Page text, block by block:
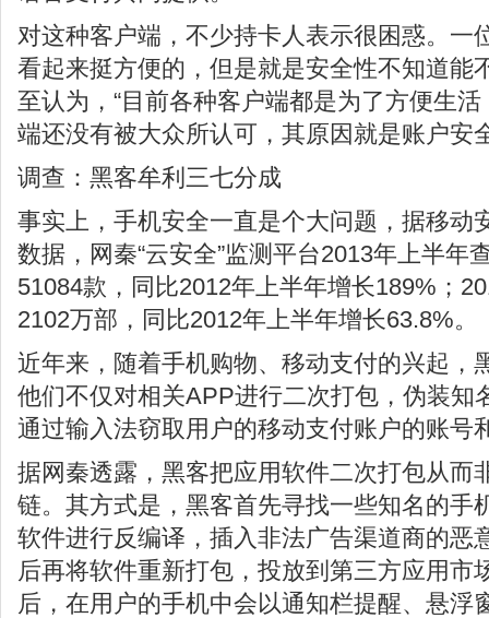
对这种客户端，不少持卡人表示很困惑。一
看起来挺方便的，但是就是安全性不知道能
至认为，“目前各种客户端都是为了方便生
端还没有被大众所认可，其原因就是账户安
调查：黑客牟利三七分成
事实上，手机安全一直是个大问题，据移动
数据，网秦“云安全”监测平台2013年上半年
51084款，同比2012年上半年增长189%；
2102万部，同比2012年上半年增长63.8%。
近年来，随着手机购物、移动支付的兴起，
他们不仅对相关APP进行二次打包，伪装知
通过输入法窃取用户的移动支付账户的账号
据网秦透露，黑客把应用软件二次打包从而
链。其方式是，黑客首先寻找一些知名的手
软件进行反编译，插入非法广告渠道商的恶
后再将软件重新打包，投放到第三方应用市
后，在用户的手机中会以通知栏提醒、悬浮